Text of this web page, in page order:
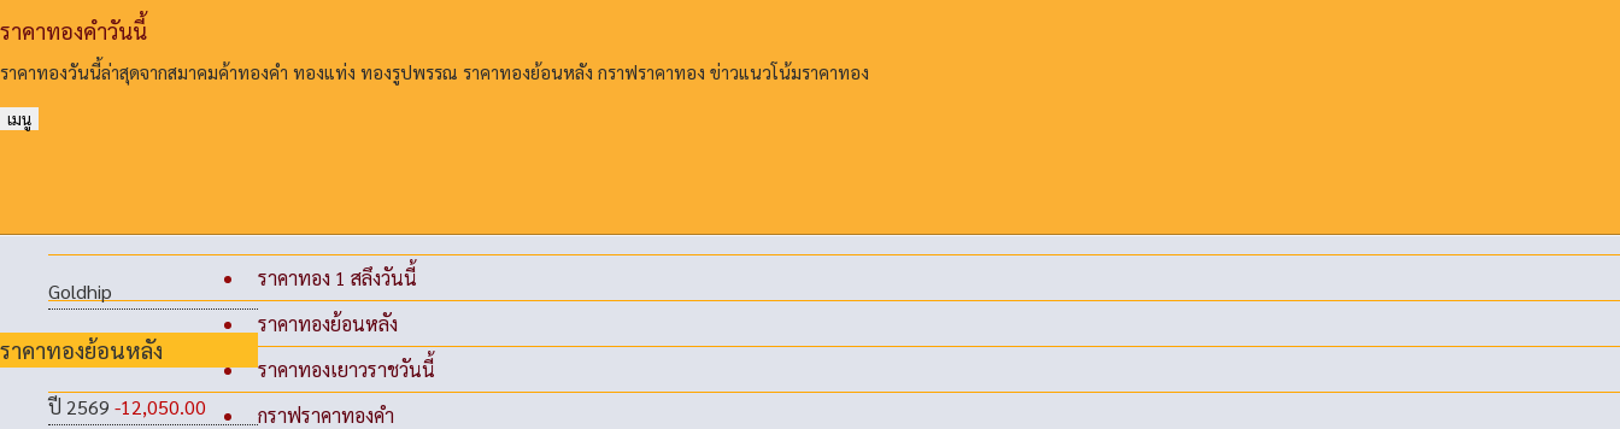
ราคาทองคําวันนี้
ราคาทองวันนี้ล่าสุดจากสมาคมค้าทองคํา ทองแท่ง ทองรูปพรรณ ราคาทองย้อนหลัง กราฟราคาทอง ข่าวแนวโน้มราคาทอง
เมนู
Goldhip
ราคาทองย้อนหลัง
ปี 2569 -12,050.00
ราคาทอง 1 สลึงวันนี้
ราคาทองย้อนหลัง
ราคาทองเยาวราชวันนี้
กราฟราคาทองคำ